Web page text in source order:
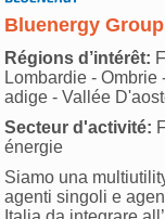
Bluenergy
Régions d’intérêt:
Lombardie - Ombrie
adige - Vallée
Secteur d'activité:
énergie
Siamo una
agenti singoli e